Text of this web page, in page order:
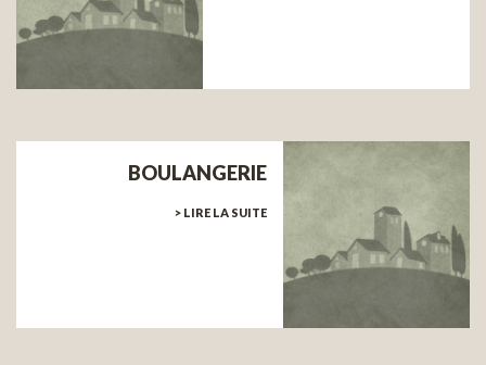
BOULANGERIE
> LIRE LA SUITE